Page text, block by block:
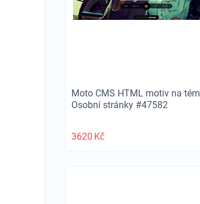
Moto CMS HTML motiv na
Osobní stránky #47582
3620 Kč